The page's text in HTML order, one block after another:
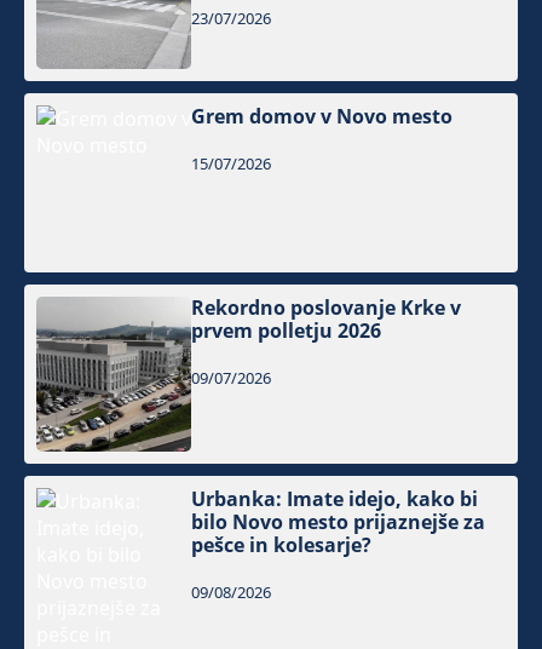
23/07/2026
Grem domov v Novo mesto
15/07/2026
Rekordno poslovanje Krke v
prvem polletju 2026
09/07/2026
Urbanka: Imate idejo, kako bi
bilo Novo mesto prijaznejše za
pešce in kolesarje?
09/08/2026